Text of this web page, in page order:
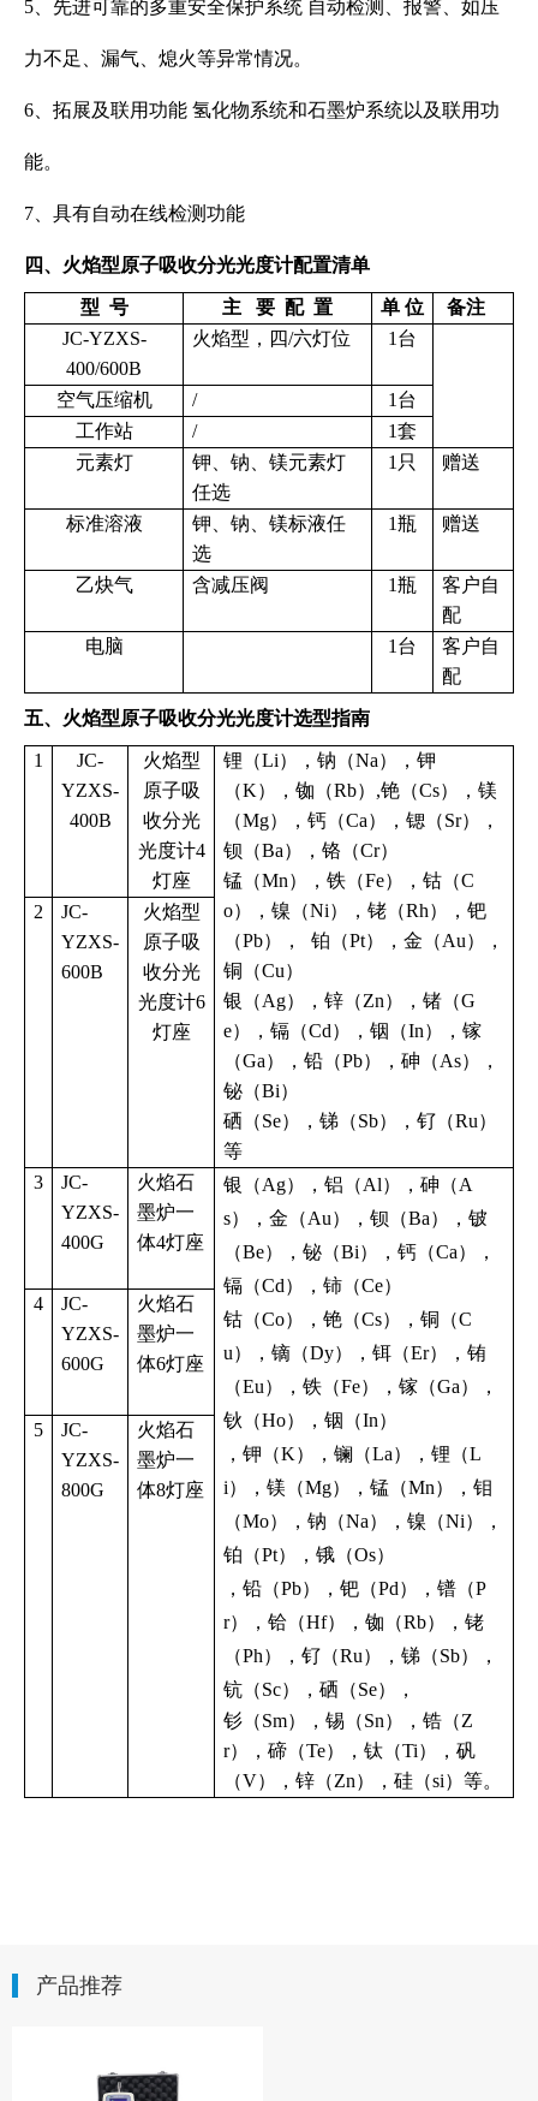
5、先进可靠的多重安全保护系统 自动检测、报警、如压
力不足、漏气、熄火等异常情况。
6、拓展及联用功能 氢化物系统和石墨炉系统以及联用功
能。
7、具有自动在线检测功能
四、 火焰型原子吸收分光光度计配置清单
型 号 主 要 配 置 单 位
备注
JC-YZXS-
400/600B
火焰型，四/六灯位 1台
空气压缩机 /
1台
工作站
/
1套
元素灯
钾、钠、镁元素灯
任选
1只 赠送
标准溶液
钾、钠、镁标液任
选
1瓶 赠送
乙炔气 含减压阀 1瓶
客户自
配
电脑
1台
客户自
配
五、火焰型原子吸收分光光度计选型指南
1
JC-
YZXS-
400B
火焰型
原子吸
收分光
光度计4
灯座
锂（Li），钠（Na），钾
（K），铷（Rb）,铯（Cs），镁
（Mg），钙（Ca），锶（Sr），
钡（Ba），铬（Cr）
锰（Mn），铁（Fe），钴（C
o），镍（Ni），铑（Rh），钯
（Pb）， 铂（Pt），金（Au），
铜（Cu）
银（Ag），锌（Zn），锗（G
e），镉（Cd），铟（In），镓
（Ga），铅（Pb），砷（As），
铋（Bi）
硒（Se），锑（Sb），钌（Ru）
等
2
JC-
YZXS-
600B
火焰型
原子吸
收分光
光度计6
灯座
3
JC-
YZXS-
400G
火焰石
墨炉一
体4灯座
银（Ag），铝（Al），砷（A
s），金（Au），钡（Ba），铍
（Be），铋（Bi），钙（Ca），
镉（Cd），铈（Ce）
钴（Co），铯（Cs），铜（C
u），镝（Dy），铒（Er），铕
（Eu），铁（Fe），镓（Ga），
钬（Ho），铟（In）
，钾（K），镧（La），锂（L
i），镁（Mg），锰（Mn），钼
（Mo），钠（Na），镍（Ni），
铂（Pt），锇（Os）
，铅（Pb），钯（Pd），镨（P
r），铪（Hf），铷（Rb），铑
（Ph），钌（Ru），锑（Sb），
钪（Sc），硒（Se），
钐（Sm），锡（Sn），锆（Z
r），碲（Te），钛（Ti），矾
（V），锌（Zn），硅（si）等。
4
JC-
YZXS-
600G
火焰石
墨炉一
体6灯座
5
JC-
YZXS-
800G
火焰石
墨炉一
体8灯座
产品推荐